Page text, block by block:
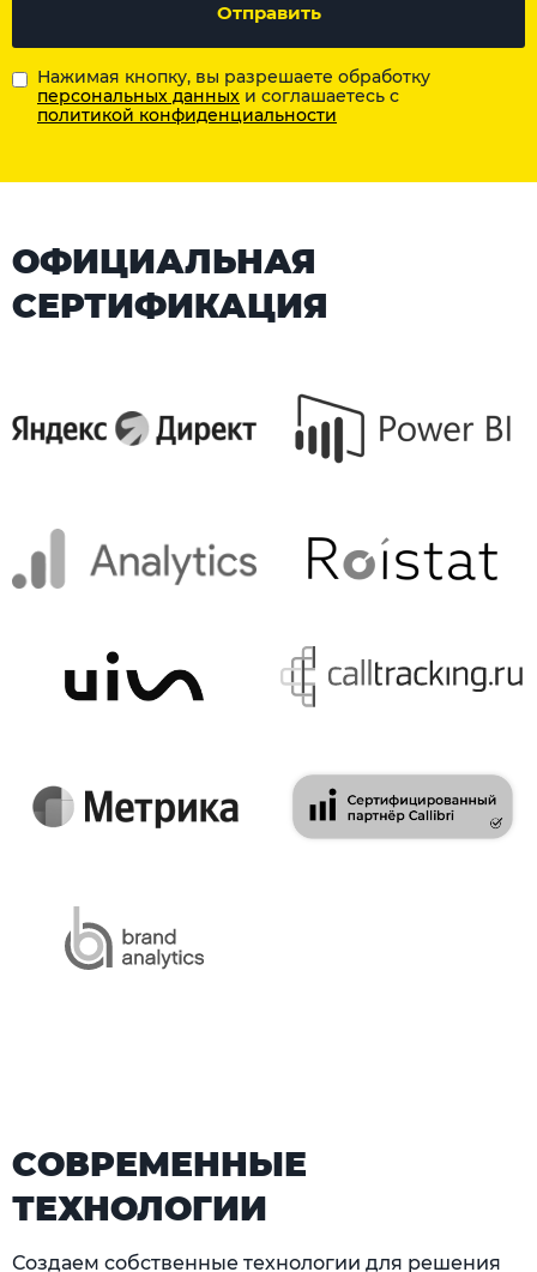
Отправить
Нажимая кнопку, вы разрешаете обработку
персональных данных и соглашаетесь с
политикой конфиденциальности
ОФИЦИАЛЬНАЯ
СЕРТИФИКАЦИЯ
СОВРЕМЕННЫЕ
ТЕХНОЛОГИИ
Создаем собственные технологии для решения